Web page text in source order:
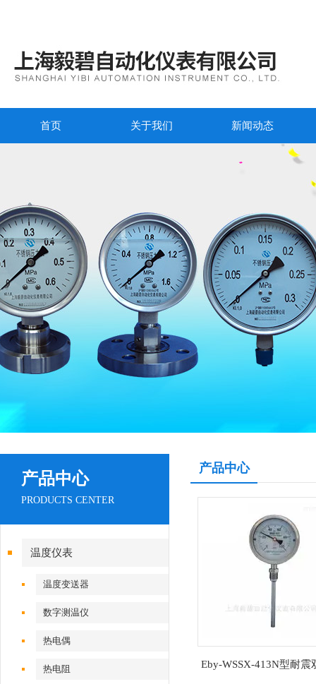
首页 关于我们 新闻动态
产品中心
PRODUCTS CENTER
温度仪表
温度变送器
数字测温仪
热电偶
热电阻
产品中心
Eby-WSSX-413N型耐震